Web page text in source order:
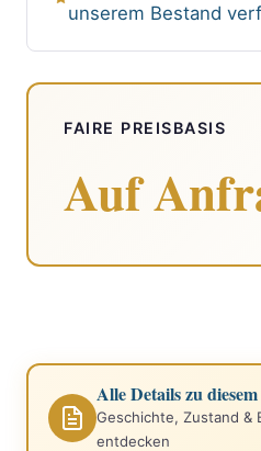
unserem Bestand
FAIRE PREISBASIS
Auf
Alle Details zu
Geschichte, Zustand &
entdecken